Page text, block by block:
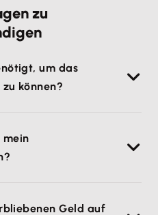
zu
um das
können?
Das
folgende Daten
der Bank
mein
das Kündigungsschreiben
Geld auf